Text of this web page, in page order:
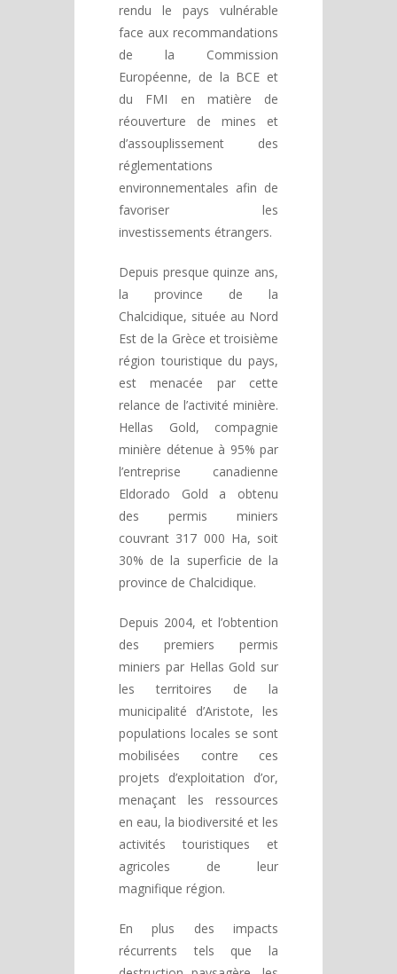
rendu le pays vulnérable
face aux recommandations
de la Commission
Européenne, de la BCE et
du FMI en matière de
réouverture de mines et
d’assouplissement des
réglementations
environnementales afin de
favoriser les
investissements étrangers.
Depuis presque quinze ans,
la province de la
Chalcidique, située au Nord
Est de la Grèce et troisième
région touristique du pays,
est menacée par cette
relance de l’activité minière.
Hellas Gold, compagnie
minière détenue à 95% par
l’entreprise canadienne
Eldorado Gold a obtenu
des permis miniers
couvrant 317 000 Ha, soit
30% de la superficie de la
province de Chalcidique.
Depuis 2004, et l’obtention
des premiers permis
miniers par Hellas Gold sur
les territoires de la
municipalité d’Aristote, les
populations locales se sont
mobilisées contre ces
projets d’exploitation d’or,
menaçant les ressources
en eau, la biodiversité et les
activités touristiques et
agricoles de leur
magnifique région.
En plus des impacts
récurrents tels que la